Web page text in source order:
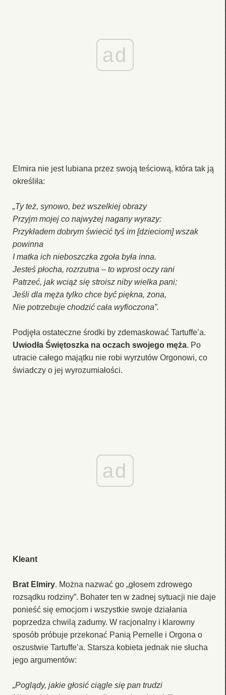
ad
Elmira nie jest lubiana przez swoją teściową, która tak ją
określiła:
„Ty też, synowo, bez wszelkiej obrazy
Przyjm mojej co najwyżej nagany wyrazy:
Przykładem dobrym świecić tyś im [dzieciom] wszak
powinna
I matka ich nieboszczka zgoła była inna.
Jesteś płocha, rozrzutna – to wprost oczy rani
Patrzeć, jak wciąż się stroisz niby wielka pani;
Jeśli dla męża tylko chce być piękna, żona,
Nie potrzebuje chodzić cała wyfioczona”.
Podjęła ostateczne środki by zdemaskować Tartuffe’a.
Uwiodła Świętoszka na oczach swojego męża. Po
utracie całego majątku nie robi wyrzutów Orgonowi, co
świadczy o jej wyrozumiałości.
ad
Kleant
Brat Elmiry. Można nazwać go „głosem zdrowego
rozsądku rodziny”. Bohater ten w żadnej sytuacji nie daje
ponieść się emocjom i wszystkie swoje działania
poprzedza chwilą zadumy. W racjonalny i klarowny
sposób próbuje przekonać Panią Pernelle i Orgona o
oszustwie Tartuffe’a. Starsza kobieta jednak nie słucha
jego argumentów:
„Poglądy, jakie głosić ciągle się pan trudzi